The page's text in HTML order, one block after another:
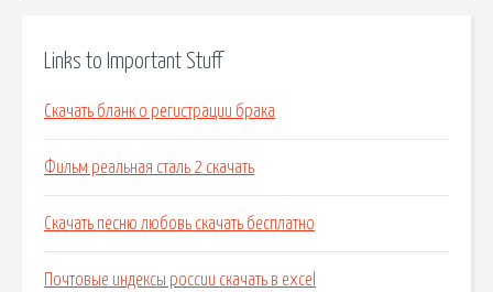
Links to Important Stuff
Скачать бланк о регистрации брака
Фильм реальная сталь 2 скачать
Скачать песню любовь скачать бесплатно
Почтовые индексы россии скачать в excel